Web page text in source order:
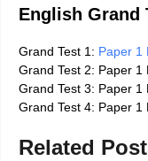
English Grand
Grand Test 1: Paper 1
Grand Test 2: Paper 1
Grand Test 3: Paper 1
Grand Test 4: Paper 1
Related